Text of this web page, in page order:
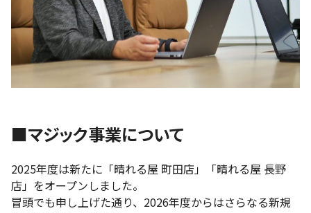
■マジック事業について
2025年度は新たに「晴れる屋 町田店」「晴れる屋 長野
店」をオープンしました。
冒頭でも申し上げた通り、2026年度からはさらなる新規